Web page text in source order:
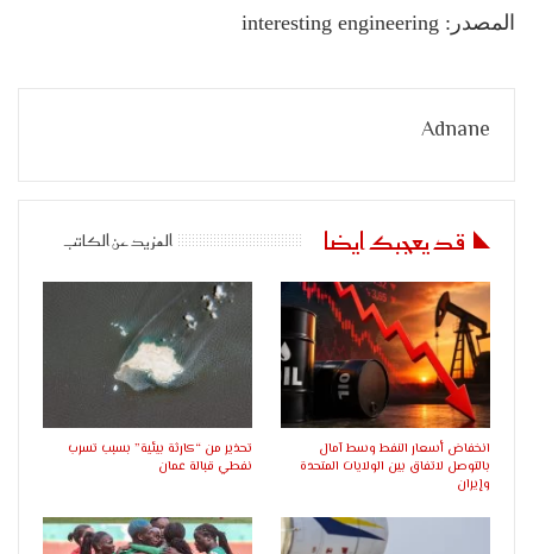
المصدر: interesting engineering
Adnane
قد يعجبك ايضا المزيد عن الكاتب
انخفاض أسعار النفط وسط آمال
بالتوصل لاتفاق بين الولايات المتحدة
وإيران
تحذير من “كارثة بيئية” بسبب تسرب
نفطي قبالة عمان